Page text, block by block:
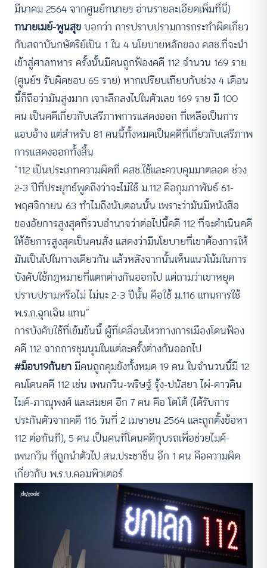
มีนาคม 2564 จากศูนย์ทนายฯ อ่านรายละเอียดเพิ่มที่นี่)
ทนายเมย์-พูนสุขบอกว่า การปราบปรามการกระทำผิดเกี่ยว
กับสถาบันกษัตริย์เป็น 1 ใน 4 นโยบายหลักของ คสช.ที่จะนำ
เข้าสู่ศาลทหาร ครั้งนั้นมีคนถูกฟ้องคดี 112 จำนวน 169 ราย
(ศูนย์ฯ รับผิดชอบ 65 ราย) หากเปรียบเทียบกับช่วง 4 เดือน
นี้ก็ถือว่ามันสูงมาก เจาะลึกลงไปในตัวเลข 169 ราย มี 100
คน เป็นคดีเกี่ยวกับเสรีภาพการแสดงออก ที่เหลือเป็นการ
แอบอ้าง แต่สำหรับ 81 คนนี้ทั้งหมดเป็นคดีที่เกี่ยวกับเสรีภาพ
การแสดงออกทั้งสิ้น
“112 เป็นประเภทความผิดที่ คสช.ใช้และควบคุมมาตลอด ช่วง
2-3 ปีที่ประยุทธ์พูดถึงว่าจะไม่ใช้ ม.112 คือกุมภาพันธ์ 61-
พฤศจิกายน 63 ทำไมถึงนับตอนนั้น เพราะว่ามันมีหนังสือ
ของอัยการสูงสุดที่รวบอำนาจว่าต่อไปนี้คดี 112 ที่จะดำเนินคดี
ให้อัยการสูงสุดเป็นคนสั่ง แสดงว่ามีนโยบายที่เขาต้องการให้
มันเป็นไปในทางเดียวกัน แล้วหลังจากนั้นเห็นแนวโน้มในการ
บังคับใช้กฎหมายที่แตกต่างกันออกไป แต่ถามว่าเขาหยุด
ปราบปรามหรือไม่ ไม่นะ 2-3 ปีนั้น คือใช้ ม.116 แทนการใช้
พ.ร.ก.ฉุกเฉิน แทน”
การบังคับใช้ที่เข้มข้นนี้ ผู้ที่เคลื่อนไหวทางการเมืองโดนฟ้อง
คดี 112 จากการชุมนุมในแต่ละครั้งต่างกันออกไป
#ม็อบ19กันยามีคนถูกคุมขังทั้งหมด 19 คน ในจำนวนนี้มี 12
คนโดนคดี 112 เช่น เพนกวิน-พริษฐ์ รุ้ง-ปนัสยา ไผ่-ดาวดิน
ไมค์-ภาณุพงศ์ และสมยศ อีก 7 คน คือ โตโต้ (ได้รับการ
ประกันตัวจากคดี 116 วันที่ 2 เมษายน 2564 และถูกตั้งข้อหา
112 ต่อทันที), 5 คน เป็นคนที่โดนคดีทุบรถเพื่อช่วยไมค์-
เพนกวิน ที่ถูกนำตัวไป สน.ประชาชื่น อีก 1 คน คือความผิด
เกี่ยวกับ พ.ร.บ.คอมพิวเตอร์